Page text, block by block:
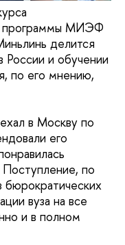
программы МИЭФ
делится
России и обучении
по его мнению,
в Москву по
его
Поступление, по
бюрократических
вуза на все
и в полном